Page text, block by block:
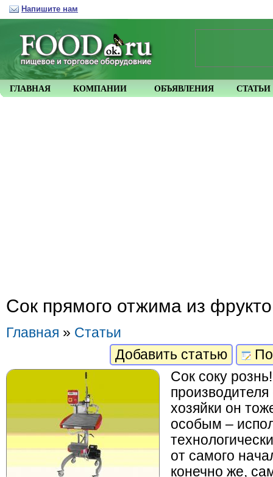
Сок прямого отжима из
Главная » Статьи
Добавить статью
Сок соку
хозяйки он
особым –
от самого
конечно же,
ГЛАВНАЯ КОМПАНИИ ОБЪЯВЛЕНИЯ СТАТЬИ
Напишите нам